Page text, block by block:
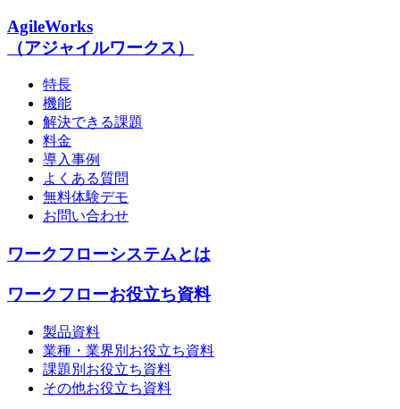
AgileWorks
（アジャイルワークス）
特長
機能
解決できる課題
料金
導入事例
よくある質問
無料体験デモ
お問い合わせ
ワークフローシステムとは
ワークフローお役立ち資料
製品資料
業種・業界別お役立ち資料
課題別お役立ち資料
その他お役立ち資料